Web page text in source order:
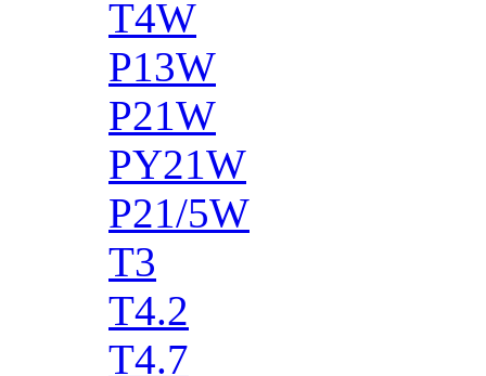
T4W
P13W
P21W
PY21W
P21/5W
T3
T4.2
T4.7